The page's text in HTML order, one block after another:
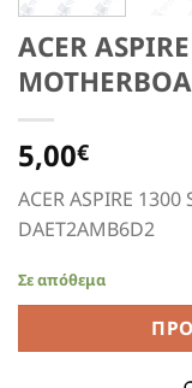
ACER
5,00€
ACER ASPIRE 1300
DAET2AMB6D2
Σε απόθεμα